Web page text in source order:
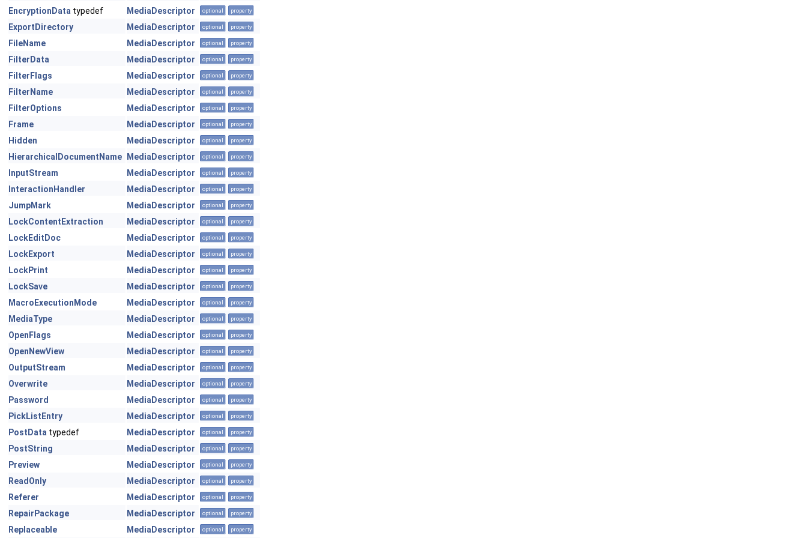
EncryptionData typedef MediaDescriptor optional property
ExportDirectory MediaDescriptor optional property
FileName MediaDescriptor optional property
FilterData MediaDescriptor optional property
FilterFlags MediaDescriptor optional property
FilterName MediaDescriptor optional property
FilterOptions MediaDescriptor optional property
Frame MediaDescriptor optional property
Hidden MediaDescriptor optional property
HierarchicalDocumentName MediaDescriptor optional property
InputStream MediaDescriptor optional property
InteractionHandler MediaDescriptor optional property
JumpMark MediaDescriptor optional property
LockContentExtraction MediaDescriptor optional property
LockEditDoc MediaDescriptor optional property
LockExport MediaDescriptor optional property
LockPrint MediaDescriptor optional property
LockSave MediaDescriptor optional property
MacroExecutionMode MediaDescriptor optional property
MediaType MediaDescriptor optional property
OpenFlags MediaDescriptor optional property
OpenNewView MediaDescriptor optional property
OutputStream MediaDescriptor optional property
Overwrite MediaDescriptor optional property
Password MediaDescriptor optional property
PickListEntry MediaDescriptor optional property
PostData typedef MediaDescriptor optional property
PostString MediaDescriptor optional property
Preview MediaDescriptor optional property
ReadOnly MediaDescriptor optional property
Referer MediaDescriptor optional property
RepairPackage MediaDescriptor optional property
Replaceable MediaDescriptor optional property